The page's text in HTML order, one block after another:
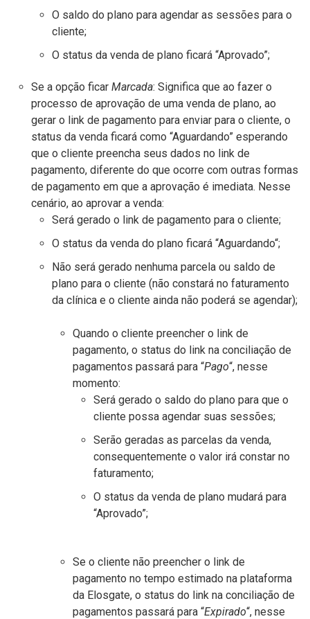
O saldo do plano para agendar as sessões para o
cliente;
O status da venda de plano ficará “Aprovado”;
Se a opção ficar Marcada: Significa que ao fazer o
processo de aprovação de uma venda de plano, ao
gerar o link de pagamento para enviar para o cliente, o
status da venda ficará como “Aguardando” esperando
que o cliente preencha seus dados no link de
pagamento, diferente do que ocorre com outras formas
de pagamento em que a aprovação é imediata. Nesse
cenário, ao aprovar a venda:
Será gerado o link de pagamento para o cliente;
O status da venda do plano ficará “Aguardando“;
Não será gerado nenhuma parcela ou saldo de
plano para o cliente (não constará no faturamento
da clínica e o cliente ainda não poderá se agendar);
Quando o cliente preencher o link de
pagamento, o status do link na conciliação de
pagamentos passará para “Pago“, nesse
momento:
Será gerado o saldo do plano para que o
cliente possa agendar suas sessões;
Serão geradas as parcelas da venda,
consequentemente o valor irá constar no
faturamento;
O status da venda de plano mudará para
“Aprovado”;
Se o cliente não preencher o link de
pagamento no tempo estimado na plataforma
da Elosgate, o status do link na conciliação de
pagamentos passará para “Expirado“, nesse